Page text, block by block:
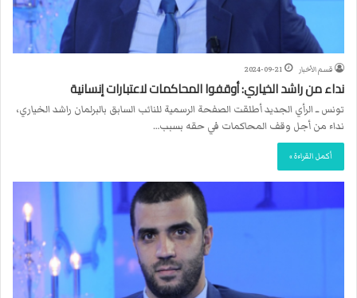
قسم الأخبار 2024-09-21
نداء من راشد الخياري: أوقفوا المحاكمات لاعتبارات إنسانية
تونس ــ الرأي الجديد أطلقت الصفحة الرسمية للنائب السابق بالبرلمان راشد الخياري،
نداء من أجل وقف المحاكمات في حقه بسبب…
أكمل القراءة »